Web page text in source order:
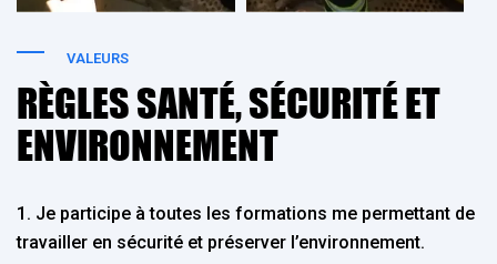
VALEURS
RÈGLES SANTÉ, SÉCURITÉ ET
ENVIRONNEMENT
1. Je participe à toutes les formations me permettant de
travailler en sécurité et préserver l’environnement.